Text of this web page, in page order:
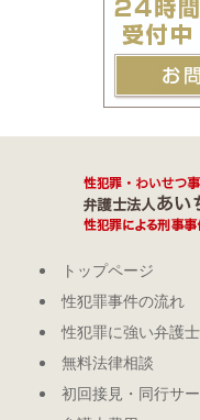
トップページ
性犯罪事件の流れ
性犯罪に強い弁護士
無料法律相談
初回接見・同行サ